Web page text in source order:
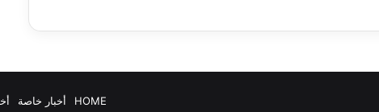
HOME أخبار خاصة